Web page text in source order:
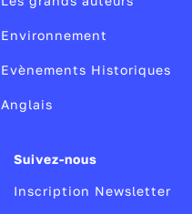
Environnement
Evènements Historiques
Anglais
Suivez-nous
Inscription Newsletter